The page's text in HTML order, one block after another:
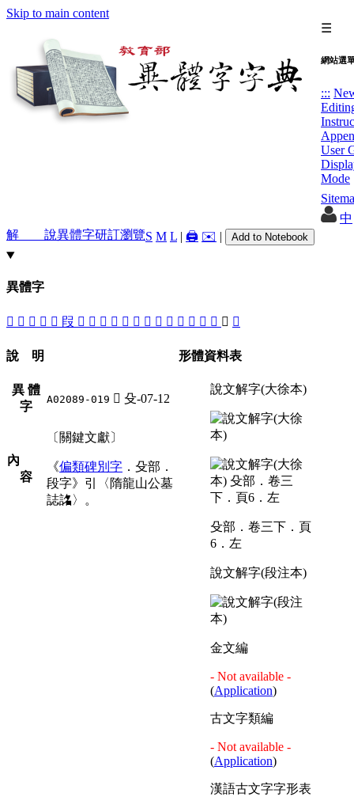
Skip to main content
☰
網站選
:::
User
Mode
中
解 說異體字研訂瀏覽S M L | 🖨️ ✉️ | Add to Notebook
異體字
𠖊 󳁒 󳁐 𠩻 󳁓 叚 󳁖 󳁔 󰌡 󳁎 󳁕 󳁏 󳁑 󳁛 󳁝 󳁍 󳁜 󳁗 󳁚 󳁙 󳁘
說 明
異 體
字
A02089-019 󳁙 殳-07-12
內
容
〔關鍵文獻〕
《偏類碑別字 ．殳部．
段字》引〈隋龍山公墓
誌詺〉。
形體資料表
說文解字(大徐本)
殳部．卷三下．頁
6．左
說文解字(段注本)
金文編
- Not available -
(Application)
古文字類編
- Not available -
(Application)
漢語古文字字形表